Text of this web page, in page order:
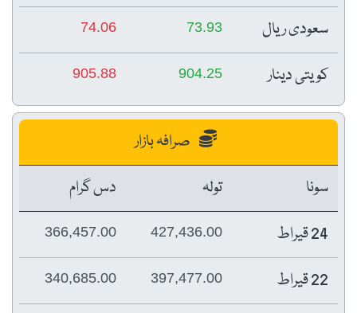
سعودی ریال 73.93
74.06
کویتی دینار 904.25
905.88
صرافہ بازار
سونا
تولہ
دس گرام
24 قیراط
427,436.00
366,457.00
22 قیراط 397,477.00
340,685.00